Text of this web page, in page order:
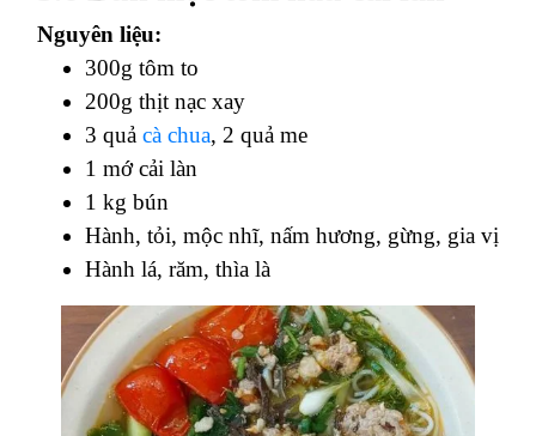
Nguyên liệu:
300g tôm to
200g thịt nạc xay
3 quả cà chua, 2 quả me
1 mớ cải làn
1 kg bún
Hành, tỏi, mộc nhĩ, nấm hương, gừng, gia vị
Hành lá, răm, thìa là